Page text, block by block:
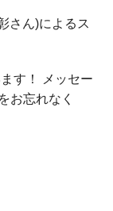
さん)によるス
す！ メッセー
お忘れなく